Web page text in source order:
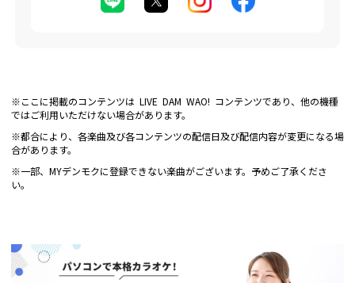
※ここに掲載のコンテンツは LIVE DAM WAO! コンテンツであり、他の機種
ではご利用いただけない場合があります。
※都合により、各楽曲及び各コンテンツの配信日及び配信内容が変更になる場
合があります。
※一部、MYデンモクに登録できない楽曲がございます。予めご了承くださ
い。